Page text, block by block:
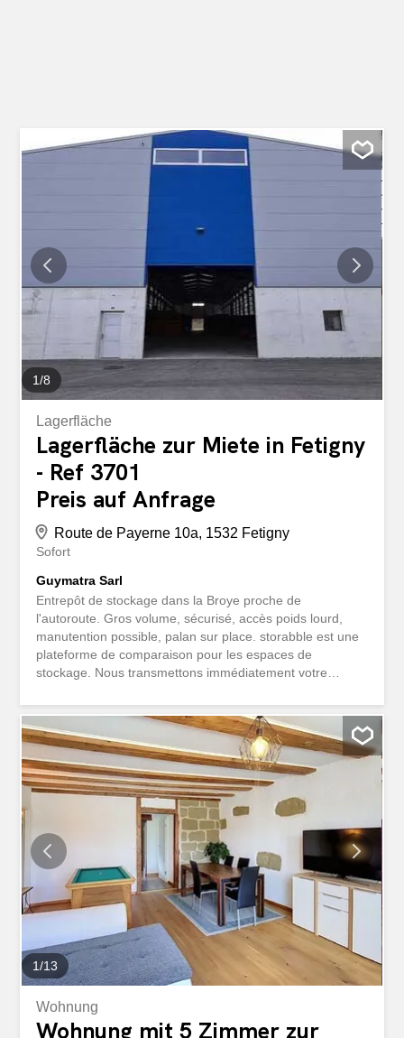
1/8
Lagerfläche
Lagerfläche zur Miete in Fetigny
- Ref 3701
Preis auf Anfrage
Route de Payerne 10a, 1532 Fetigny
Sofort
Guymatra Sarl
Entrepôt de stockage dans la Broye proche de
l'autoroute. Gros volume, sécurisé, accès poids lourd,
manutention possible, palan sur place. storabble est une
plateforme de comparaison pour les espaces de
stockage. Nous transmettons immédiatement votre
qu’ils puissent vous répondre le plus rapidement possible.
storabble n’est pas propriétaire du box de stockage
annoncé. Vous pouvez retrouver cet espace ainsi
qu’environ 10 000 autres espaces de stockage
disponibles directement sur storabble.com
1/13
Wohnung
Wohnung mit 5 Zimmer zur